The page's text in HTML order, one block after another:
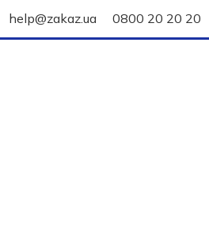
help@zakaz.ua 0800 20 20 20